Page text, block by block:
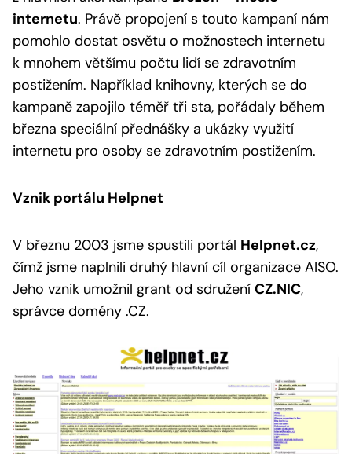
internetu. Právě propojení s touto kampaní nám
pomohlo dostat osvětu o možnostech internetu
k mnohem většímu počtu lidí se zdravotním
postižením. Například knihovny, kterých se do
kampaně zapojilo téměř tři sta, pořádaly během
března speciální přednášky a ukázky využití
internetu pro osoby se zdravotním postižením.
Vznik portálu Helpnet
V březnu 2003 jsme spustili portál Helpnet.cz,
čímž jsme naplnili druhý hlavní cíl organizace AISO.
Jeho vznik umožnil grant od sdružení CZ.NIC,
správce domény .CZ.